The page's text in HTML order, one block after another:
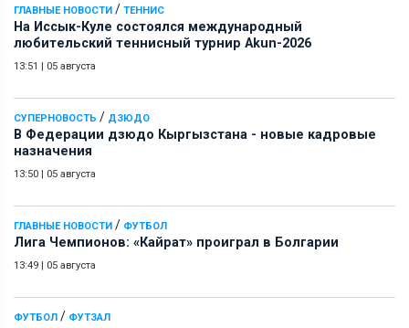
ГЛАВНЫЕ НОВОСТИ / ТЕННИС
На Иссык-Куле состоялся международный
любительский теннисный турнир Akun-2026
13:51 | 05 августа
СУПЕРНОВОСТЬ / ДЗЮДО
В Федерации дзюдо Кыргызстана - новые кадровые
назначения
13:50 | 05 августа
ГЛАВНЫЕ НОВОСТИ / ФУТБОЛ
Лига Чемпионов: «Кайрат» проиграл в Болгарии
13:49 | 05 августа
ФУТБОЛ / ФУТЗАЛ